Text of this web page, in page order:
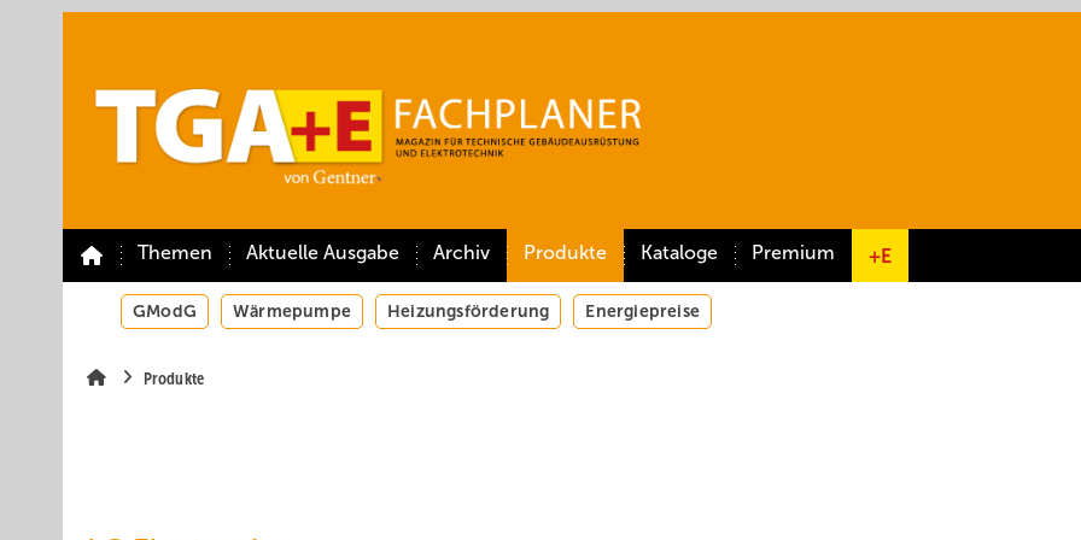
Themen Aktuelle Ausgabe Archiv Produkte Kataloge Premium +E
GModG Wärmepumpe Heizungsförderung Energiepreise
Produkte